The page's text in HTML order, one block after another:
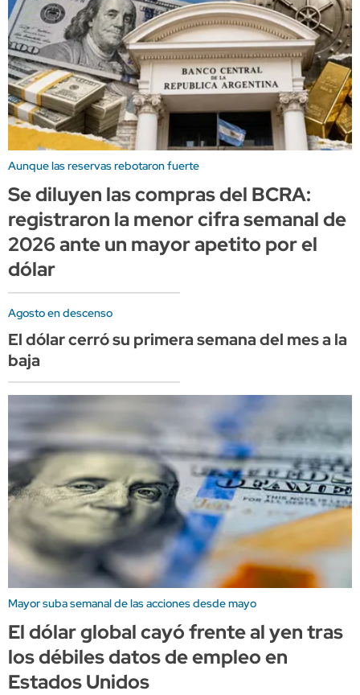
Aunque las reservas rebotaron fuerte
Se diluyen las compras del BCRA:
registraron la menor cifra semanal de
2026 ante un mayor apetito por el
dólar
Agosto en descenso
El dólar cerró su primera semana del mes a la
baja
Mayor suba semanal de las acciones desde mayo
El dólar global cayó frente al yen tras
los débiles datos de empleo en
Estados Unidos